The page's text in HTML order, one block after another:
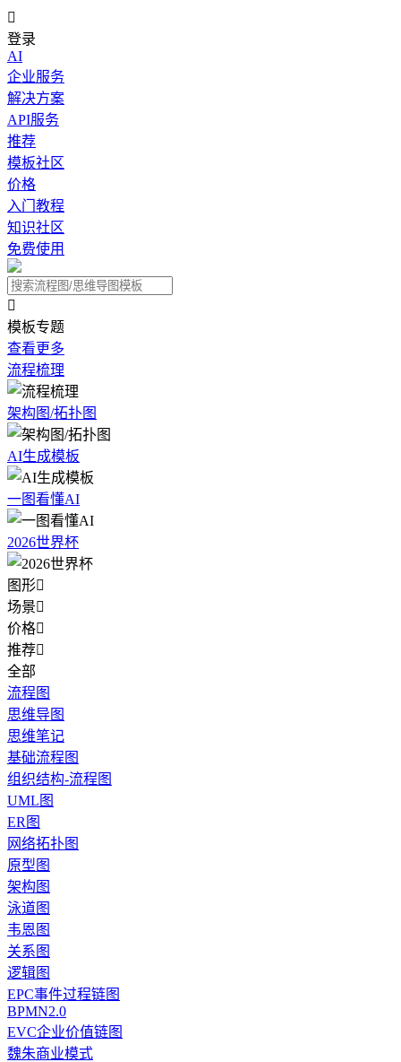

登录
AI
企业服务
解决方案
API服务
推荐
模板社区
价格
入门教程
知识社区
免费使用

模板专题
查看更多
流程梳理
架构图/拓扑图
AI生成模板
一图看懂AI
2026世界杯
图形
场景
价格
推荐
全部
流程图
思维导图
思维笔记
基础流程图
组织结构-流程图
UML图
ER图
网络拓扑图
原型图
架构图
泳道图
韦恩图
关系图
逻辑图
EPC事件过程链图
BPMN2.0
EVC企业价值链图
魏朱商业模式